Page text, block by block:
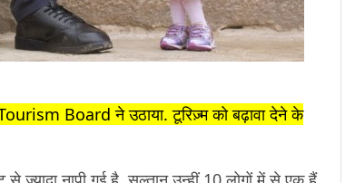
Board ने उठाया. टूरिज़्म को बढ़ावा देने के